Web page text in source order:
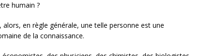
humain ?
en règle générale, une telle personne est une
de la connaissance.